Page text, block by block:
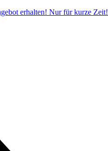
erhalten! Nur für kurze Zeit!